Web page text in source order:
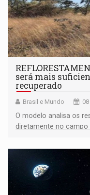
será mais
recuperado
Brasil e Mundo
O modelo analisa os
diretamente no campo